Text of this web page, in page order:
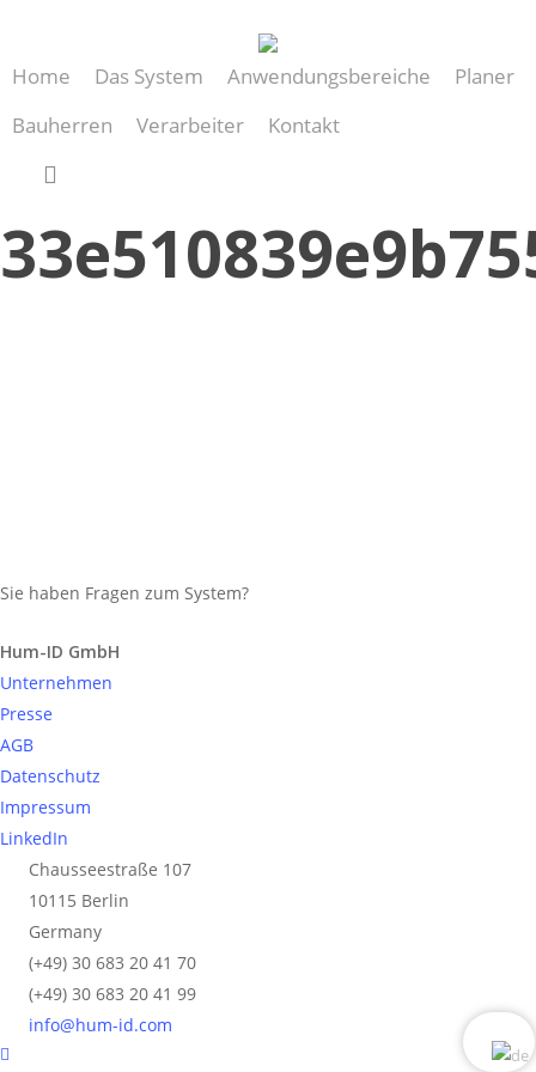
main
Home Das System Anwendungsbereiche
Planer
Bauherren
Verarbeiter Kontakt
Sie haben Fragen zum System?
Hum-ID GmbH
Unternehmen
Presse
AGB
Datenschutz
Impressum
LinkedIn
Chausseestraße 107
10115 Berlin
Germany
(+49) 30 683 20 41 70
(+49) 30 683 20 41 99
info@hum-id.com